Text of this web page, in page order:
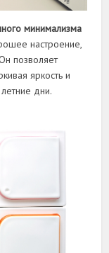
минимализма
настроение,
позволяет
яркость и
дни.